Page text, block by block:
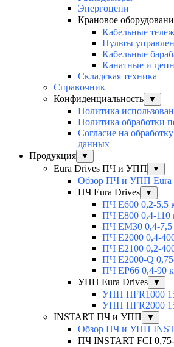
Энергоцепи
Крановое
Кабельные
Пульты
Кабельные
Канатные и
Складская техника
Справочник
Конфиденциальность
▼
Политика
Политика обработки
Согласие на
данных
Продукция
▼
Eura Drives ПЧ и УПП ▼
Обзор ПЧ и УПП Eura
ПЧ Eura Drives
▼
ПЧ E600 0,2-5,5
ПЧ E800 0,4-110
ПЧ EM30 0,4-7,5
ПЧ E2000 0,4-
ПЧ E2100 0,2-
ПЧ E2000-Q
ПЧ EP66 0,4-90
УПП Eura Drives
▼
УПП HFR1000
УПП HFR2000
INSTART ПЧ и УПП
▼
Обзор ПЧ и УПП
ПЧ INSTART FCI